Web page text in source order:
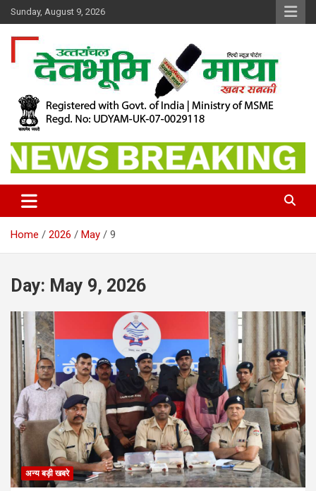
Skip
to
content
Sunday, August 9, 2026
Dev Bhoomi Maya
Home 2026 May 9
Day: May 9, 2026
अन्य बड़ी खबरे